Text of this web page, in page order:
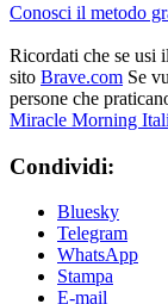
Conosci il metodo
Ricordati che se usi
sito Brave.com Se
persone che
Miracle Morning
Condividi:
Bluesky
Telegram
WhatsApp
Stampa
E-mail